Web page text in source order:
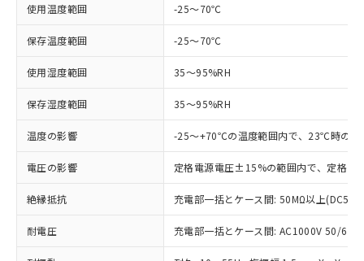
使用温度範囲 -25～70℃
保存温度範囲 -25～70℃
使用湿度範囲 35～95%RH
保存湿度範囲 35～95%RH
温度の影響 -25～+70℃の温度範囲内で、23℃時の
電圧の影響 定格電源電圧±15%の範囲内で、定格電
絶縁抵抗 充電部一括とケース間: 50MΩ以上
耐電圧 充電部一括とケース間: AC1000V 50/
ご利用条件
以下の条件をお読みいただき、同意のうえ
ご利用ください。
本サービスは、当社制御機器事業取扱
商品の当社在庫状況および標準価格
(税抜)を提供させていただくもので
当社制御機器事業取扱商品の中には、
本サービスの対象外となる商品もある
ことをご了承ください。
在庫状況および標準価格照会結果は、
記載している更新日時点での社内デー
タに基づき作成されるものであり、閲
有に対応した製品に切り替える予定のある
対応予定なし：EU RoHS指令（10物質）の
非含有に非対応の商品で、対応品を出す予
定はありません。
非含有の対応状況を調査中または確認中の
商品です。
非該当品：ライセンス料など無形物で、有
害物質有無と関係のない商品です。
仕入先様の事情により、非含有部品として
いたものが、含有品と判明した場合などや
むを得ず変更することがあります。
*EU RoHS指令（10物質）：
※1 中国RoHS○×表
「○」：最大均質材料含有率が中国RoHSの
基準値以下であることを示します。
基準値を超えていることを示します。
「－」：未確認です。当社販売部門へお問
当社は、これら貴社製品のうち、外国
為替および外国貿易法に定める商品
（以下｢規制貨物等」という）を輸出
または国外への提供する場合は、日本